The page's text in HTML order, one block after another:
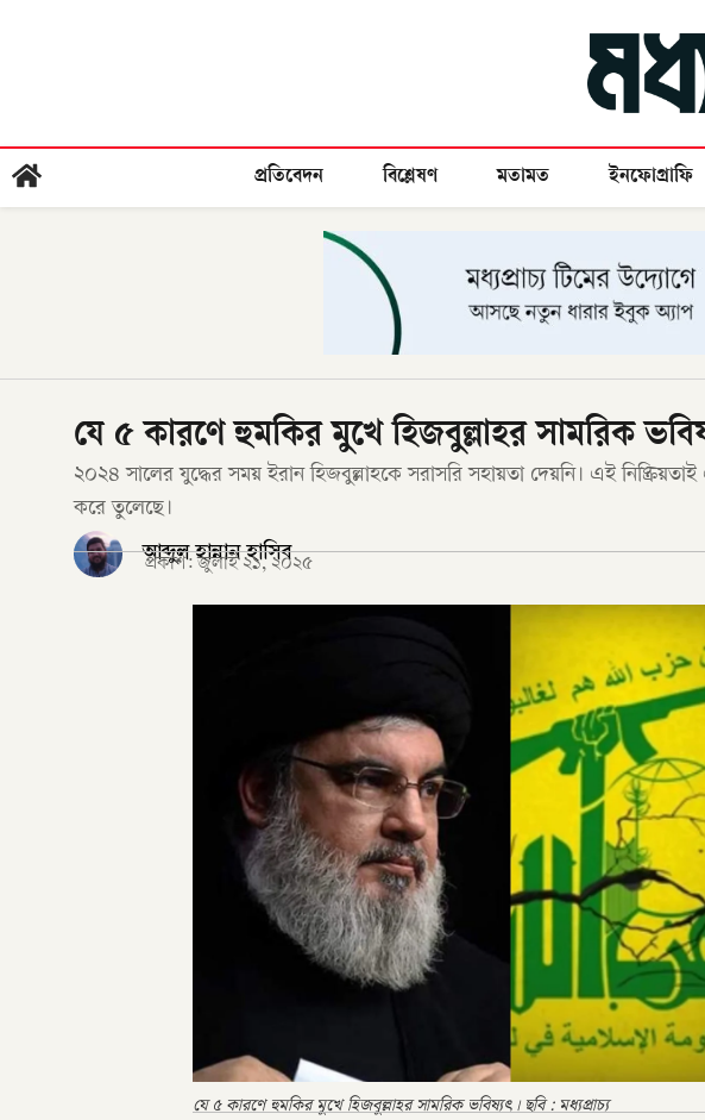
প্রতিবেদন বিশ্লেষণ মতামত ইনফোগ্রাফি
যে ৫ কারণে হুমকির মুখে হিজবুল্লাহর সামরিক
২০২৪ সালের যুদ্ধের সময় ইরান হিজবুল্লাহকে সরাসরি সহায়তা দেয়নি। এই
করে তুলেছে।
আব্দুল হান্নান হাসিব
প্রকাশ: জুলাই ২১, ২০২৫
যে ৫ কারণে হুমকির মুখে হিজবুল্লাহর সামরিক ভবিষ্যৎ। ছবি : মধ্যপ্রাচ্য